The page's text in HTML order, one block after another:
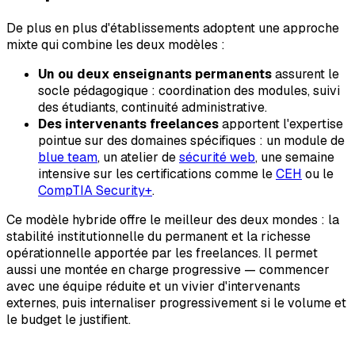
De plus en plus d'établissements adoptent une approche
mixte qui combine les deux modèles :
Un ou deux enseignants permanentsassurent le
socle pédagogique : coordination des modules, suivi
des étudiants, continuité administrative.
Des intervenants freelancesapportent l'expertise
pointue sur des domaines spécifiques : un module de
blue team, un atelier desécurité web, une semaine
intensive sur les certifications comme leCEH ou le
CompTIA Security+.
Ce modèle hybride offre le meilleur des deux mondes : la
stabilité institutionnelle du permanent et la richesse
opérationnelle apportée par les freelances. Il permet
aussi une montée en charge progressive — commencer
avec une équipe réduite et un vivier d'intervenants
externes, puis internaliser progressivement si le volume et
le budget le justifient.